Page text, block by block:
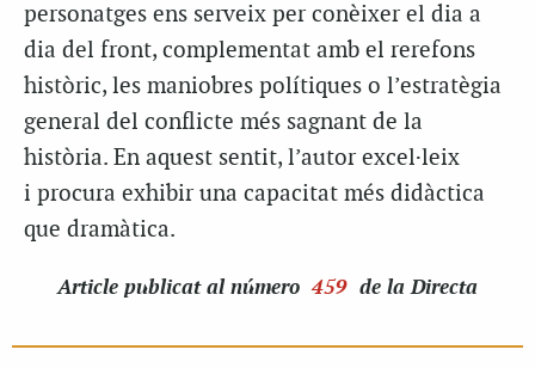
personatges ens serveix per conèixer el dia a
dia del front, complementat amb el rerefons
històric, les maniobres polítiques o l’estratègia
general del conflicte més sagnant de la
història. En aquest sentit, l’autor excel·leix
i procura exhibir una capacitat més didàctica
que dramàtica.
Article publicat al número 459 de la Directa